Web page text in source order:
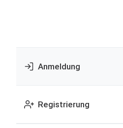
Anmeldung
Registrierung